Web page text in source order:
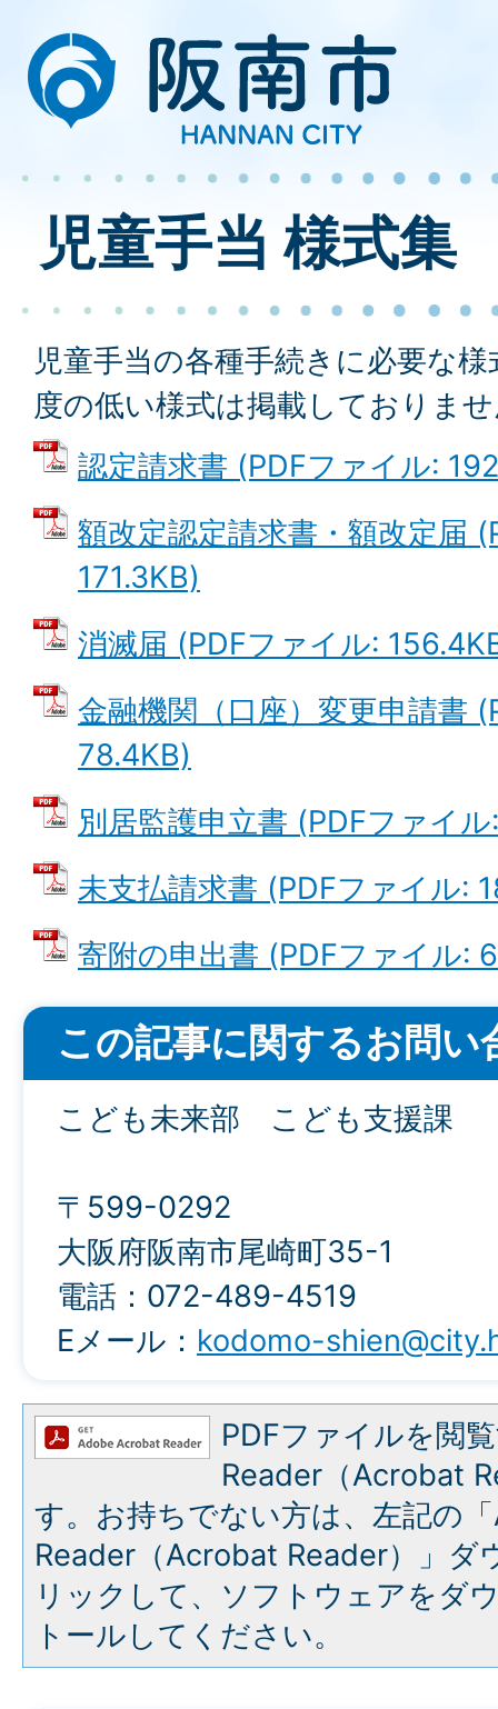
児童手当 様式集
児童手当の各種手続きに必要な
度の低い様式は掲載しておりま
認定請求書 (PDFファイル:
額改定認定請求書・額改定届
171.3KB)
消滅届 (PDFファイル:
金融機関（口座）変更申請書
78.4KB)
別居監護申立書 (PDFファイ
未支払請求書 (PDFファイル:
寄附の申出書 (PDFファイル:
この記事に関するお問い
こども未来部 こども支援課
〒599-0292
大阪府阪南市尾崎町35-1
電話：072-489-4519
Eメール： kodomo-
PDFファイルを閲
Reader（Acrobat
す。お持ちでない方は、左記の
Reader（Acrobat Reader）」ダ
リックして、ソフトウェアをダ
トールしてください。